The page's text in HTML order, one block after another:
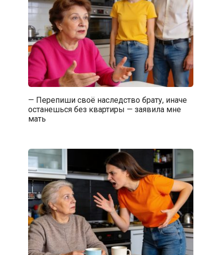
— Перепиши своё наследство брату, иначе
останешься без квартиры — заявила мне
мать